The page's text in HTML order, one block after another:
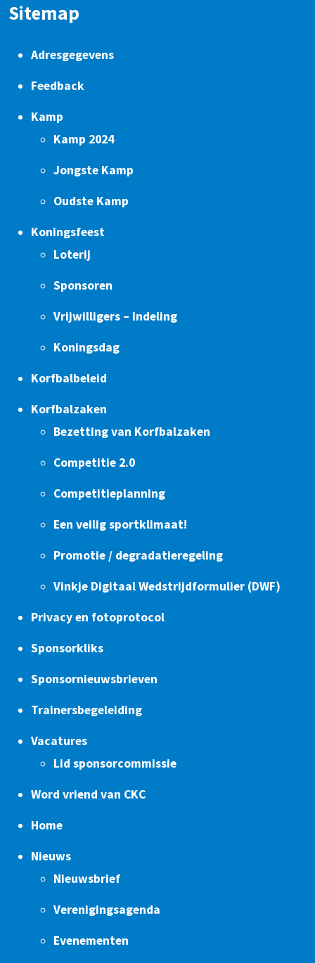
Sitemap
Adresgegevens
Feedback
Kamp
Kamp 2024
Jongste Kamp
Oudste Kamp
Koningsfeest
Loterij
Sponsoren
Vrijwilligers – Indeling
Koningsdag
Korfbalbeleid
Korfbalzaken
Bezetting van Korfbalzaken
Competitie 2.0
Competitieplanning
Een veilig sportklimaat!
Promotie / degradatieregeling
Vinkje Digitaal Wedstrijdformulier (DWF)
Privacy en fotoprotocol
Sponsorkliks
Sponsornieuwsbrieven
Trainersbegeleiding
Vacatures
Lid sponsorcommissie
Word vriend van CKC
Home
Nieuws
Nieuwsbrief
Verenigingsagenda
Evenementen